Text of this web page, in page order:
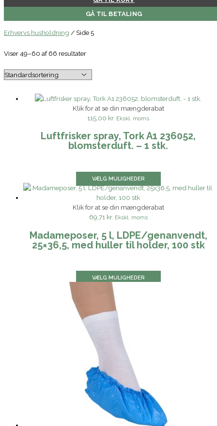
GÅ TIL BETALING
Erhvervs husholdning /Side 5
Viser 49–60 af 66 resultater
Klik for at se din mængderabat
115,00 kr. Ekskl. moms
Luftfrisker spray, Tork A1 236052,
blomsterduft. – 1 stk.
VÆLG MULIGHEDER
Klik for at se din mængderabat
69,71 kr. Ekskl. moms
Madameposer, 5 l, LDPE/genanvendt,
25×36,5, med huller til holder, 100 stk
VÆLG MULIGHEDER